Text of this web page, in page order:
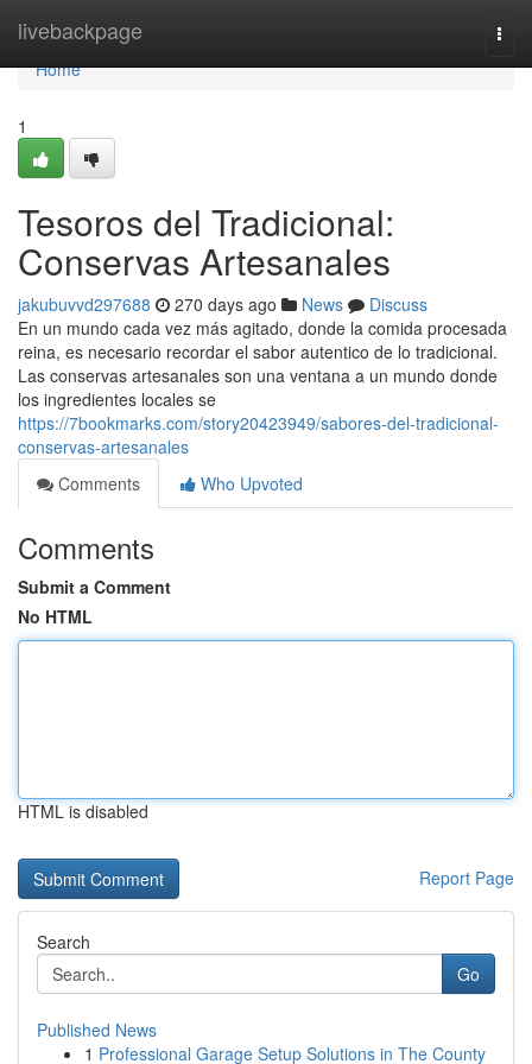
livebackpage
Home
Home
1
Tesoros del Tradicional:
Conservas Artesanales
jakubuvvd297688 270 days ago News
Discuss
En un mundo cada vez más agitado, donde la comida procesada
reina, es necesario recordar el sabor autentico de lo tradicional.
Las conservas artesanales son una ventana a un mundo donde
los ingredientes locales se
https://7bookmarks.com/story20423949/sabores-del-tradicional-
conservas-artesanales
Comments
Who Upvoted
Comments
Submit a Comment
No HTML
HTML is disabled
Report Page
Search
Go
Published News
1 Professional Garage Setup Solutions in The County